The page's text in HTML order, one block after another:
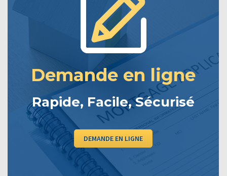
Demande en ligne
Rapide, Facile, Sécurisé
DEMANDE EN LIGNE